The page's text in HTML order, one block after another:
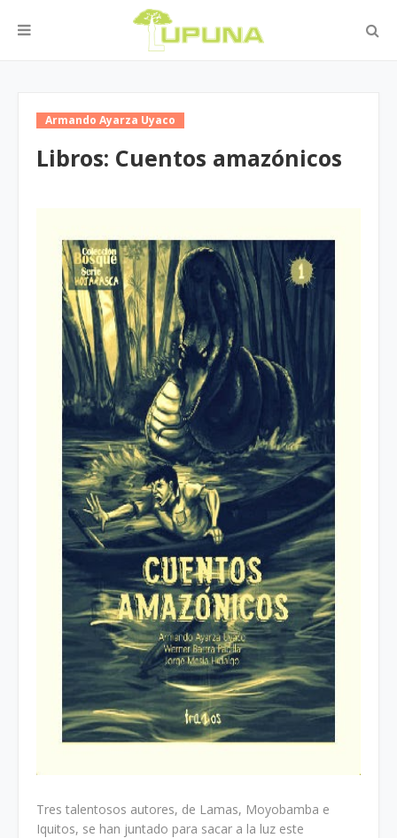
Armando Ayarza Uyaco
Libros: Cuentos amazónicos
Tres talentosos autores, de Lamas, Moyobamba e
Iquitos, se han juntado para sacar a la luz este